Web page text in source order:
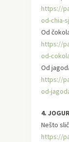
https://
od-chia-
Od
https://
od-
Od
https://
od-
4.
Nešto
https://